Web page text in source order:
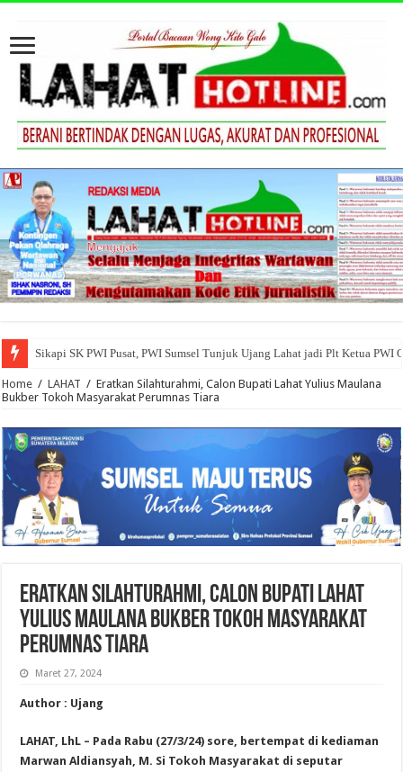
Sikapi SK PWI Pusat, PWI Sumsel Tunjuk Ujang Lahat jadi Plt Ketua PWI
Home / LAHAT / Eratkan Silahturahmi, Calon Bupati Lahat Yulius Maulana
Bukber Tokoh Masyarakat Perumnas Tiara
Eratkan Silahturahmi, Calon Bupati Lahat
Yulius Maulana Bukber Tokoh Masyarakat
Perumnas Tiara
Maret 27, 2024
Author : Ujang
LAHAT, LhL – Pada Rabu (27/3/24) sore, bertempat di kediaman
Marwan Aldiansyah, M. Si Tokoh Masyarakat di seputar